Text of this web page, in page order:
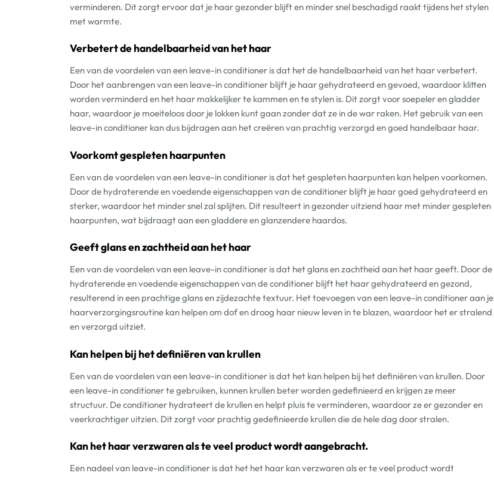
verminderen. Dit zorgt ervoor dat je haar gezonder blijft en minder snel beschadigd raakt tijdens het stylen
met warmte.
Verbetert de handelbaarheid van het haar
Een van de voordelen van een leave-in conditioner is dat het de handelbaarheid van het haar verbetert.
Door het aanbrengen van een leave-in conditioner blijft je haar gehydrateerd en gevoed, waardoor klitten
worden verminderd en het haar makkelijker te kammen en te stylen is. Dit zorgt voor soepeler en gladder
haar, waardoor je moeiteloos door je lokken kunt gaan zonder dat ze in de war raken. Het gebruik van een
leave-in conditioner kan dus bijdragen aan het creëren van prachtig verzorgd en goed handelbaar haar.
Voorkomt gespleten haarpunten
Een van de voordelen van een leave-in conditioner is dat het gespleten haarpunten kan helpen voorkomen.
Door de hydraterende en voedende eigenschappen van de conditioner blijft je haar goed gehydrateerd en
sterker, waardoor het minder snel zal splijten. Dit resulteert in gezonder uitziend haar met minder gespleten
haarpunten, wat bijdraagt aan een gladdere en glanzendere haardos.
Geeft glans en zachtheid aan het haar
Een van de voordelen van een leave-in conditioner is dat het glans en zachtheid aan het haar geeft. Door de
hydraterende en voedende eigenschappen van de conditioner blijft het haar gehydrateerd en gezond,
resulterend in een prachtige glans en zijdezachte textuur. Het toevoegen van een leave-in conditioner aan je
haarverzorgingsroutine kan helpen om dof en droog haar nieuw leven in te blazen, waardoor het er stralend
en verzorgd uitziet.
Kan helpen bij het definiëren van krullen
Een van de voordelen van een leave-in conditioner is dat het kan helpen bij het definiëren van krullen. Door
een leave-in conditioner te gebruiken, kunnen krullen beter worden gedefinieerd en krijgen ze meer
structuur. De conditioner hydrateert de krullen en helpt pluis te verminderen, waardoor ze er gezonder en
veerkrachtiger uitzien. Dit zorgt voor prachtig gedefinieerde krullen die de hele dag door stralen.
Kan het haar verzwaren als te veel product wordt aangebracht.
Een nadeel van leave-in conditioner is dat het het haar kan verzwaren als er te veel product wordt